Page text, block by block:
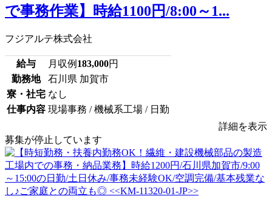
で事務作業】時給1100円/8:00～1...
フジアルテ株式会社
給与 月収例 183,000円
勤務地
石川県 加賀市
寮・社宅 なし
仕事内容 現場事務 / 機械系工場 / 日勤
詳細を表示
募集が停止しています